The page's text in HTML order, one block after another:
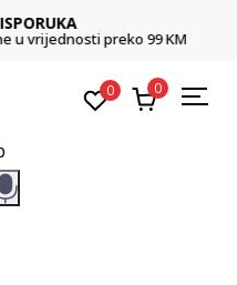
u vrijednosti preko 99 KM
0 0